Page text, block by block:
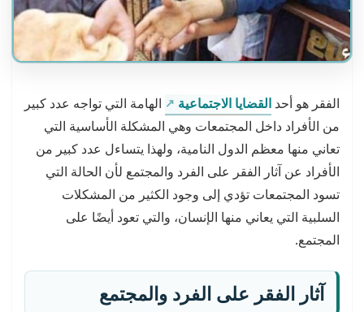
الفقر هو أحد القضايا الاجتماعية
الهامة التي تواجه عدد كبير
من الأفراد داخل المجتمعات وهي المشكلة الأساسية التي
تعاني منها معظم الدول النامية، ولهذا يتساءل عدد كبير من
الأفراد عن آثار الفقر على الفرد والمجتمع لأن الحالة التي
تسود المجتمعات تؤدي إلى وجود الكثير من المشكلات
السلبية التي يعاني منها الإنسان، والتي تعود أيضًا على
المجتمع.
آثار الفقر على الفرد والمجتمع